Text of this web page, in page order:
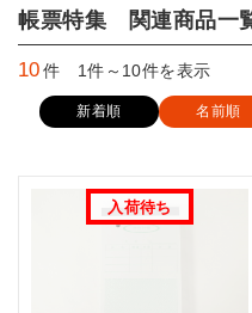
帳票特集 関連商品一
10件 1件～10件を表示
新着順 名前順